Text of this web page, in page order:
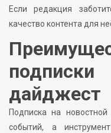
Если редакция
качество контента для
дайджест
Подписка на
событий, а